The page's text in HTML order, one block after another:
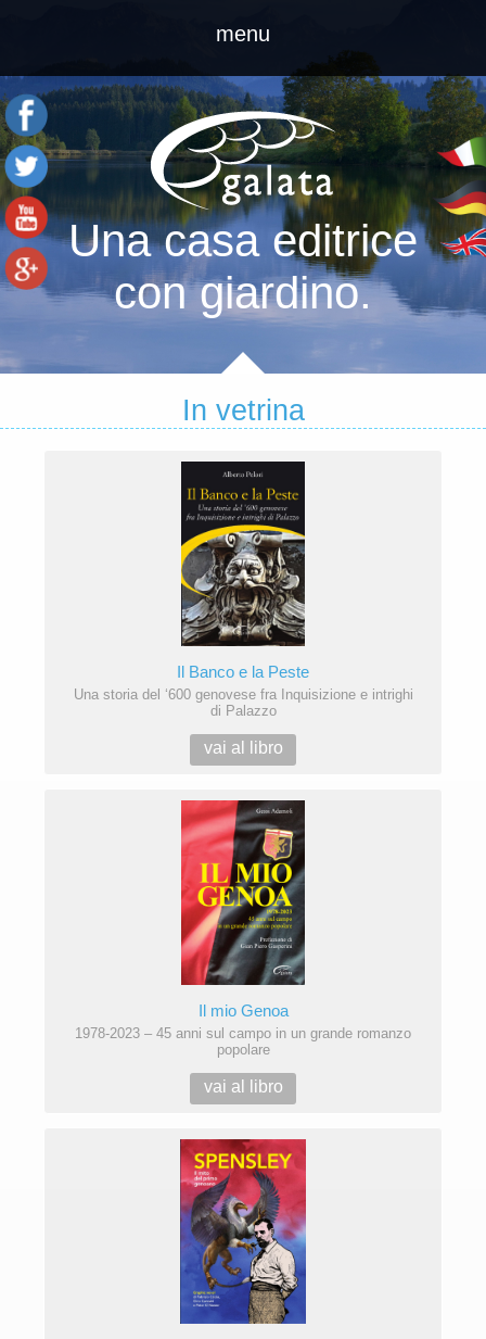
menu
home
catalogo
figurine
chi siamo
Una casa editrice
con giardino.
In vetrina
Il Banco e la Peste
Una storia del ‘600 genovese fra Inquisizione e intrighi
di Palazzo
vai al libro
Il mio Genoa
1978-2023 – 45 anni sul campo in un grande romanzo
popolare
vai al libro